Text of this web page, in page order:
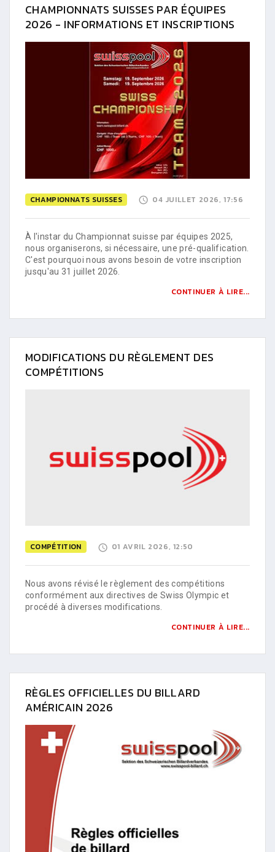
CHAMPIONNATS SUISSES PAR ÉQUIPES
2026 - INFORMATIONS ET INSCRIPTIONS
CHAMPIONNATS SUISSES 04 JUILLET 2026, 17:56
À l'instar du Championnat suisse par équipes 2025,
nous organiserons, si nécessaire, une pré-qualification.
C'est pourquoi nous avons besoin de votre inscription
jusqu'au 31 juillet 2026.
CONTINUER À LIRE...
MODIFICATIONS DU RÈGLEMENT DES
COMPÉTITIONS
COMPÉTITION 01 AVRIL 2026, 12:50
Nous avons révisé le règlement des compétitions
conformément aux directives de Swiss Olympic et
procédé à diverses modifications.
CONTINUER À LIRE...
RÈGLES OFFICIELLES DU BILLARD
AMÉRICAIN 2026